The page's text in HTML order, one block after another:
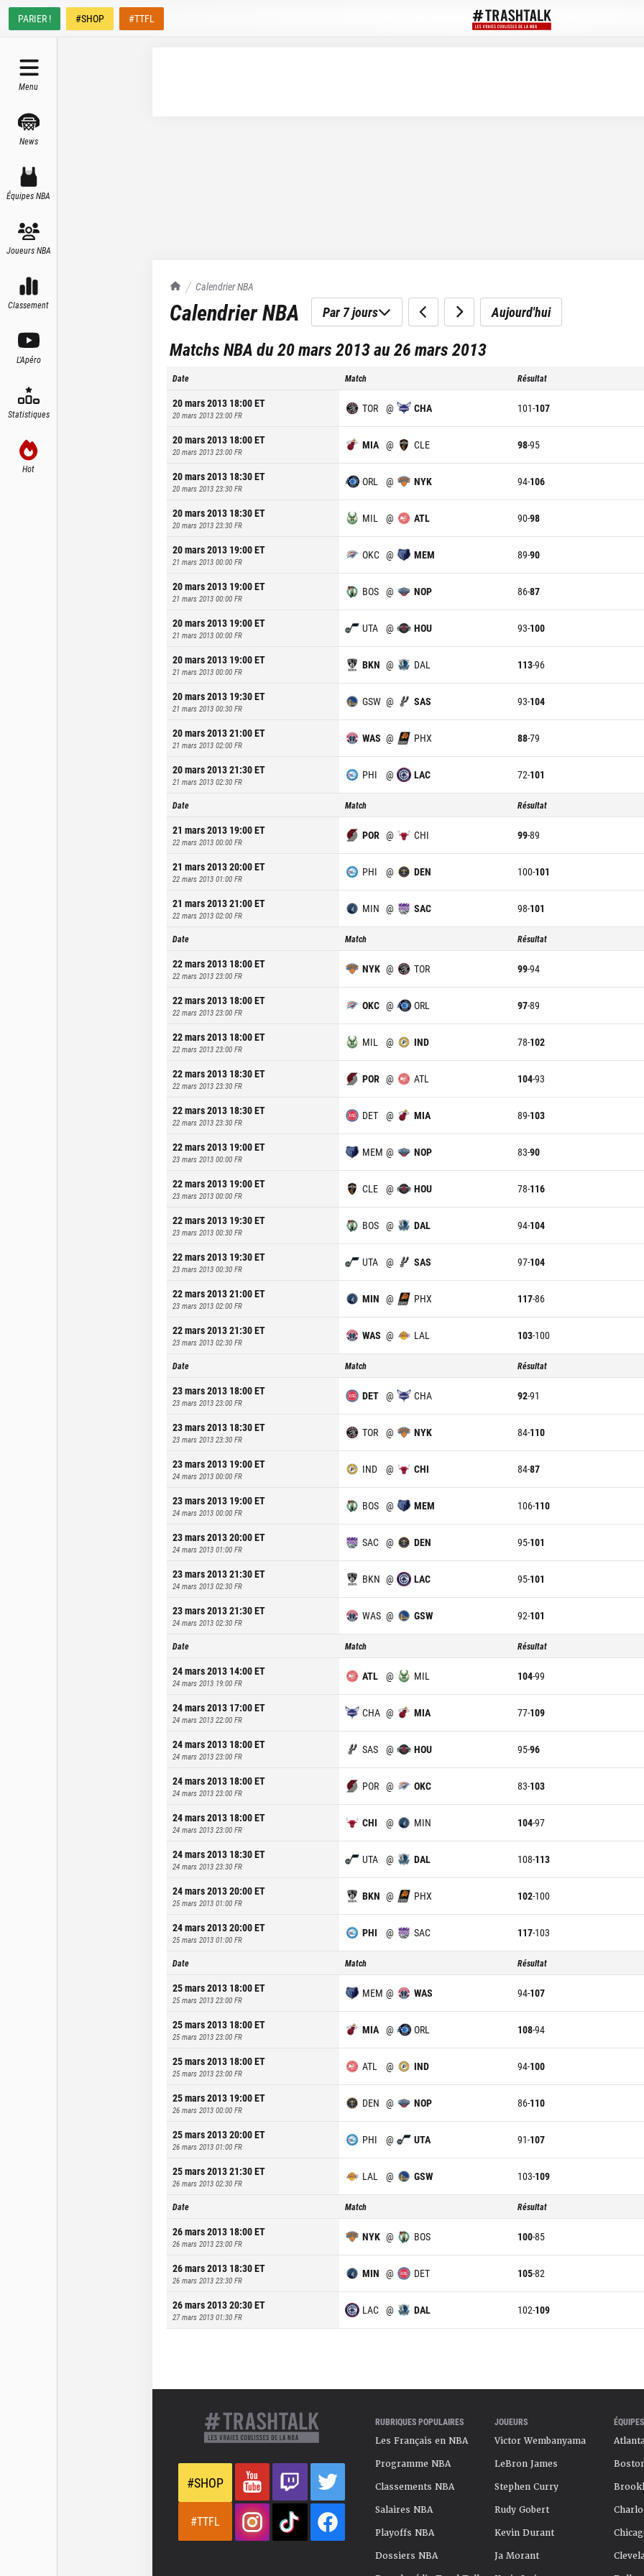
PARIER ! #SHOP #TTFL
Menu
News
Équipes NBA
Joueurs NBA
Classement
L'Apéro
Statistiques
Hot
TrashTalk Actu NBA
Calendrier NBA
Calendrier NBA Par 7 jours Aujourd'hui
Matchs NBA du 20 mars 2013 au 26 mars 2013
Date Match Résultat
20 mars 2013 18:00ET
20 mars 2013 23:00 FR
TOR @ CHA 101-107
20 mars 2013 18:00ET
20 mars 2013 23:00 FR
MIA @ CLE 98-95
20 mars 2013 18:30ET
20 mars 2013 23:30 FR
ORL @ NYK 94-106
20 mars 2013 18:30ET
20 mars 2013 23:30 FR
MIL @ ATL 90-98
20 mars 2013 19:00ET
21 mars 2013 00:00 FR
OKC @ MEM 89-90
20 mars 2013 19:00ET
21 mars 2013 00:00 FR
BOS @ NOP 86-87
20 mars 2013 19:00ET
21 mars 2013 00:00 FR
UTA @ HOU 93-100
20 mars 2013 19:00ET
21 mars 2013 00:00 FR
BKN @ DAL 113-96
20 mars 2013 19:30ET
21 mars 2013 00:30 FR
GSW @ SAS 93-104
20 mars 2013 21:00ET
21 mars 2013 02:00 FR
WAS @ PHX 88-79
20 mars 2013 21:30ET
21 mars 2013 02:30 FR
PHI @ LAC 72-101
Date Match Résultat
21 mars 2013 19:00ET
22 mars 2013 00:00 FR
POR @ CHI 99-89
21 mars 2013 20:00ET
22 mars 2013 01:00 FR
PHI @ DEN 100-101
21 mars 2013 21:00ET
22 mars 2013 02:00 FR
MIN @ SAC 98-101
Date Match Résultat
22 mars 2013 18:00ET
22 mars 2013 23:00 FR
NYK @ TOR 99-94
22 mars 2013 18:00ET
22 mars 2013 23:00 FR
OKC @ ORL 97-89
22 mars 2013 18:00ET
22 mars 2013 23:00 FR
MIL @ IND 78-102
22 mars 2013 18:30ET
22 mars 2013 23:30 FR
POR @ ATL 104-93
22 mars 2013 18:30ET
22 mars 2013 23:30 FR
DET @ MIA 89-103
22 mars 2013 19:00ET
23 mars 2013 00:00 FR
MEM @ NOP 83-90
22 mars 2013 19:00ET
23 mars 2013 00:00 FR
CLE @ HOU 78-116
22 mars 2013 19:30ET
23 mars 2013 00:30 FR
BOS @ DAL 94-104
22 mars 2013 19:30ET
23 mars 2013 00:30 FR
UTA @ SAS 97-104
22 mars 2013 21:00ET
23 mars 2013 02:00 FR
MIN @ PHX 117-86
22 mars 2013 21:30ET
23 mars 2013 02:30 FR
WAS @ LAL 103-100
Date Match Résultat
23 mars 2013 18:00ET
23 mars 2013 23:00 FR
DET @ CHA 92-91
23 mars 2013 18:30ET
23 mars 2013 23:30 FR
TOR @ NYK 84-110
23 mars 2013 19:00ET
24 mars 2013 00:00 FR
IND @ CHI 84-87
23 mars 2013 19:00ET
24 mars 2013 00:00 FR
BOS @ MEM 106-110
23 mars 2013 20:00ET
24 mars 2013 01:00 FR
SAC @ DEN 95-101
23 mars 2013 21:30ET
24 mars 2013 02:30 FR
BKN @ LAC 95-101
23 mars 2013 21:30ET
24 mars 2013 02:30 FR
WAS @ GSW 92-101
Date Match Résultat
24 mars 2013 14:00ET
24 mars 2013 19:00 FR
ATL @ MIL 104-99
24 mars 2013 17:00ET
24 mars 2013 22:00 FR
CHA @ MIA 77-109
24 mars 2013 18:00ET
24 mars 2013 23:00 FR
SAS @ HOU 95-96
24 mars 2013 18:00ET
24 mars 2013 23:00 FR
POR @ OKC 83-103
24 mars 2013 18:00ET
24 mars 2013 23:00 FR
CHI @ MIN 104-97
24 mars 2013 18:30ET
24 mars 2013 23:30 FR
UTA @ DAL 108-113
24 mars 2013 20:00ET
25 mars 2013 01:00 FR
BKN @ PHX 102-100
24 mars 2013 20:00ET
25 mars 2013 01:00 FR
PHI @ SAC 117-103
Date Match Résultat
25 mars 2013 18:00ET
25 mars 2013 23:00 FR
MEM @ WAS 94-107
25 mars 2013 18:00ET
25 mars 2013 23:00 FR
MIA @ ORL 108-94
25 mars 2013 18:00ET
25 mars 2013 23:00 FR
ATL @ IND 94-100
25 mars 2013 19:00ET
26 mars 2013 00:00 FR
DEN @ NOP 86-110
25 mars 2013 20:00ET
26 mars 2013 01:00 FR
PHI @ UTA 91-107
25 mars 2013 21:30ET
26 mars 2013 02:30 FR
LAL @ GSW 103-109
Date Match Résultat
26 mars 2013 18:00ET
26 mars 2013 23:00 FR
NYK @ BOS 100-85
26 mars 2013 18:30ET
26 mars 2013 23:30 FR
MIN @ DET 105-82
26 mars 2013 20:30ET
27 mars 2013 01:30 FR
LAC @ DAL 102-109
#SHOP
#TTFL
RUBRIQUES POPULAIRES
Les Français en NBA
Programme NBA
Classements NBA
Salaires NBA
Playoffs NBA
Dossiers NBA
JOUEURS
Victor Wembanyama
LeBron James
Stephen Curry
Rudy Gobert
Kevin Durant
Ja Morant
ÉQUIPES